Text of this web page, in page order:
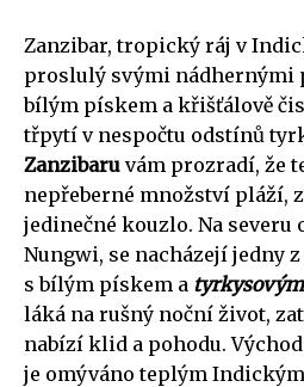
Zanzibar, tropický ráj v
proslulý svými nádhernými
bílým pískem a křišťálově
třpytí v nespočtu odstínů
Zanzibaru vám prozradí, že
nepřeberné množství pláží,
jedinečné kouzlo. Na severu
Nungwi, se nacházejí jedny
s bílým pískem a
láká na rušný noční život,
nabízí klid a pohodu.
je omýváno teplým